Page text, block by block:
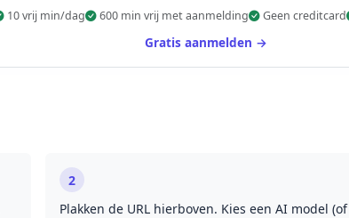
10 vrij min/dag 600 min vrij met aanmelding Geen creditcard
Gratis aanmelden →
2
Plakken de URL hierboven. Kies een AI model (of